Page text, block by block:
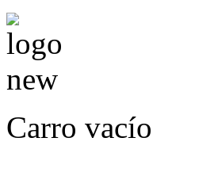
Carro vacío